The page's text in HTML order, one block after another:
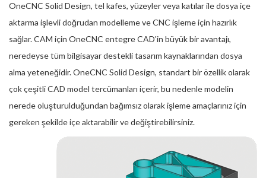
OneCNC Solid Design, tel kafes, yüzeyler veya katılar ile dosya içe
aktarma işlevli doğrudan modelleme ve CNC işleme için hazırlık
sağlar. CAM için OneCNC entegre CAD'in büyük bir avantajı,
neredeyse tüm bilgisayar destekli tasarım kaynaklarından dosya
alma yeteneğidir. OneCNC Solid Design, standart bir özellik olarak
çok çeşitli CAD model tercümanları içerir, bu nedenle modelin
nerede oluşturulduğundan bağımsız olarak işleme amaçlarınız için
gereken şekilde içe aktarabilir ve değiştirebilirsiniz.